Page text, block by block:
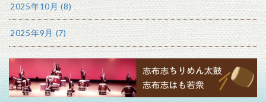
2025年10月 (8)
2025年9月 (7)